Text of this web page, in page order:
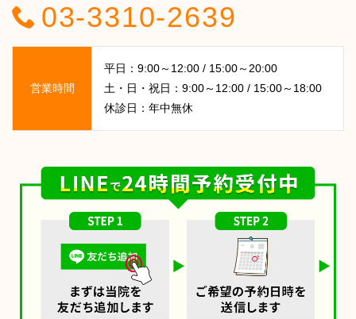
03-3310-2639
営業時間
平日：9:00～12:00 / 15:00～20:00
土・日・祝日：9:00～12:00 / 15:00～18:00
休診日：年中無休